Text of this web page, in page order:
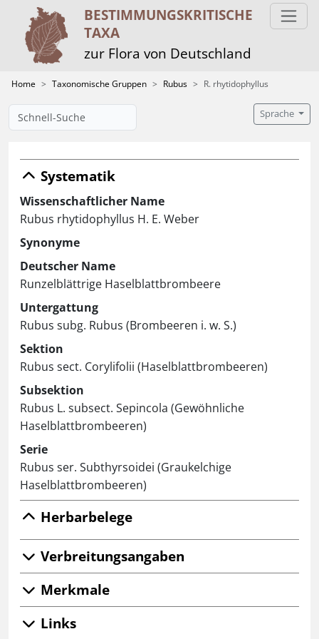
BESTIMMUNGS­KRITISCHE
TAXA
zur Flora von Deutschland
Home Taxonomische Gruppen Rubus R. rhytidophyllus
Sprache
Systematik
Wissenschaftlicher Name
Rubus rhytidophyllus H. E. Weber
Synonyme
Deutscher Name
Runzelblättrige Haselblattbrombeere
Untergattung
Rubus subg. Rubus (Brombeeren i. w. S.)
Sektion
Rubus sect. Corylifolii (Haselblattbrombeeren)
Subsektion
Rubus L. subsect. Sepincola (Gewöhnliche
Haselblattbrombeeren)
Serie
Rubus ser. Subthyrsoidei (Graukelchige
Haselblattbrombeeren)
Herbarbelege
Verbreitungsangaben
Merkmale
Links